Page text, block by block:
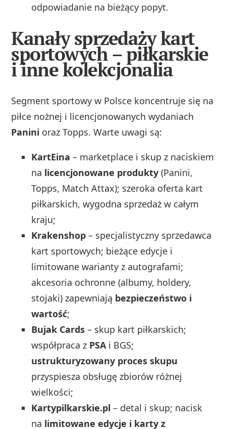
odpowiadanie na bieżący popyt.
Kanały sprzedaży kart
sportowych – piłkarskie
i inne kolekcjonalia
Segment sportowy w Polsce koncentruje się na
piłce nożnej i licencjonowanych wydaniach
Panini oraz Topps. Warte uwagi są:
KartEina – marketplace i skup z naciskiem
na licencjonowane produkty (Panini,
Topps, Match Attax); szeroka oferta kart
piłkarskich, wygodna sprzedaż w całym
kraju;
Krakenshop – specjalistyczny sprzedawca
kart sportowych; bieżące edycje i
limitowane warianty z autografami;
akcesoria ochronne (albumy, holdery,
stojaki) zapewniają bezpieczeństwo i
wartość;
Bujak Cards – skup kart piłkarskich;
współpraca z PSAi BGS;
ustrukturyzowany proces skupu
przyspiesza obsługę zbiorów różnej
wielkości;
Kartypilkarskie.pl – detal i skup; nacisk
na limitowane edycje i karty z